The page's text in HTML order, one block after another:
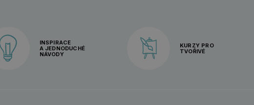
INSPIRACE
A JEDNODUCHÉ
NÁVODY
KURZY PRO
TVOŘIVÉ